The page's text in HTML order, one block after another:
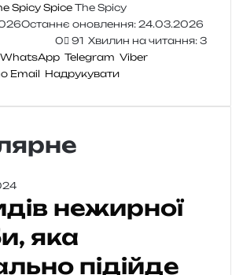
The Spicy
Останнє оновлення: 24.03.2026
0
91 Хвилин на читання: 3
WhatsApp Telegram Viber
Email Надрукувати
нежирної
яка
підійде